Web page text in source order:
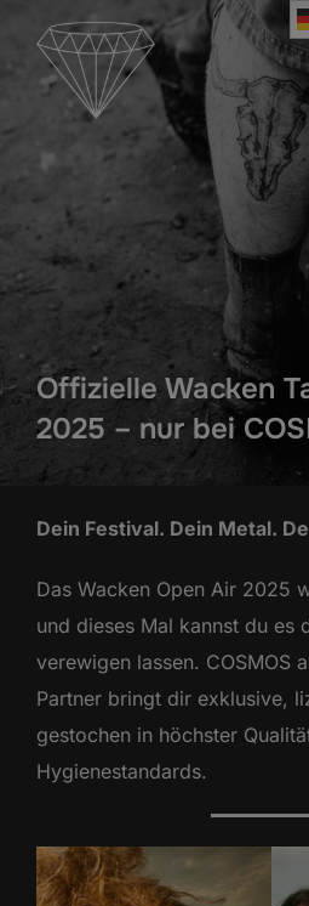
Inhalt
springen
Offizielle Wacken
2025 – nur bei
Dein Festival. Dein Metal.
Das Wacken Open Air 2025
und dieses Mal kannst du es
verewigen lassen. COSMOS
Partner bringt dir exklusive,
gestochen in höchster
Hygienestandards.